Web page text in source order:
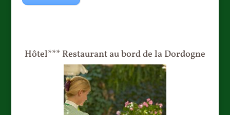
Hôtel*** Restaurant au bord de la Dordogne